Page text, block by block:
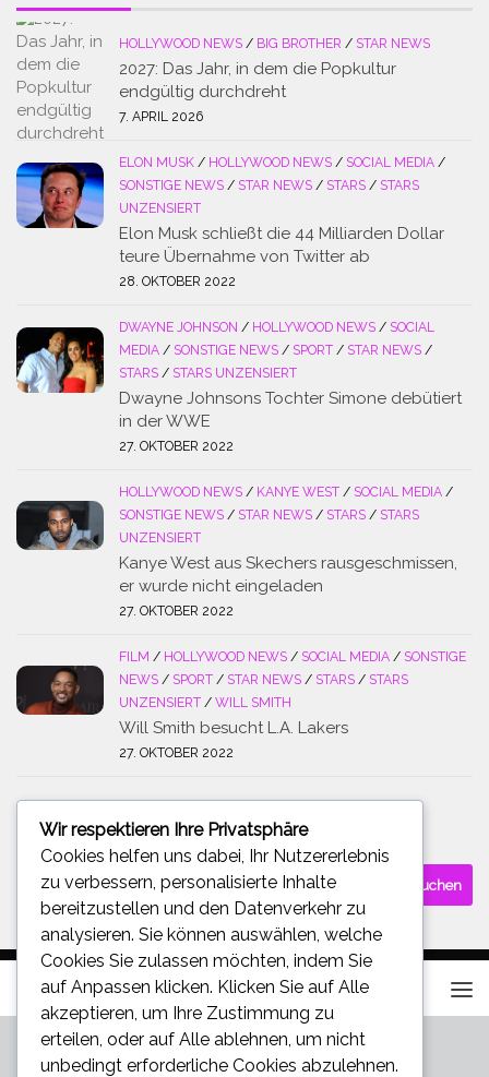
HOLLYWOOD NEWS / BIG BROTHER / STAR NEWS
2027: Das Jahr, in dem die Popkultur
endgültig durchdreht
7. APRIL 2026
ELON MUSK / HOLLYWOOD NEWS / SOCIAL MEDIA /
SONSTIGE NEWS / STAR NEWS / STARS / STARS
UNZENSIERT
Elon Musk schließt die 44 Milliarden Dollar
teure Übernahme von Twitter ab
28. OKTOBER 2022
DWAYNE JOHNSON / HOLLYWOOD NEWS / SOCIAL
MEDIA / SONSTIGE NEWS / SPORT / STAR NEWS /
STARS / STARS UNZENSIERT
Dwayne Johnsons Tochter Simone debütiert
in der WWE
27. OKTOBER 2022
HOLLYWOOD NEWS / KANYE WEST / SOCIAL MEDIA /
SONSTIGE NEWS / STAR NEWS / STARS / STARS
UNZENSIERT
Kanye West aus Skechers rausgeschmissen,
er wurde nicht eingeladen
27. OKTOBER 2022
FILM / HOLLYWOOD NEWS / SOCIAL MEDIA / SONSTIGE
NEWS / SPORT / STAR NEWS / STARS / STARS
UNZENSIERT / WILL SMITH
Will Smith besucht L.A. Lakers
27. OKTOBER 2022
Suchen
nach:
Wir respektieren Ihre Privatsphäre
Cookies helfen uns dabei, Ihr Nutzererlebnis
zu verbessern, personalisierte Inhalte
bereitzustellen und den Datenverkehr zu
analysieren. Sie können auswählen, welche
Cookies Sie zulassen möchten, indem Sie
auf Anpassen klicken. Klicken Sie auf Alle
akzeptieren , um Ihre Zustimmung zu
erteilen, oder auf Alle ablehnen , um nicht
unbedingt erforderliche Cookies abzulehnen.